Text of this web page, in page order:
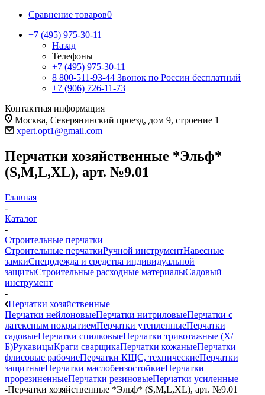
Сравнение товаров0
+7 (495) 975-30-11
Назад
Телефоны
+7 (495) 975-30-11
8 800-511-93-44 Звонок по России бесплатный
+7 (906) 726-11-73
Контактная информация
Москва, Северянинский проезд, дом 9, строение 1
xpert.opt1@gmail.com
Перчатки хозяйственные *Эльф*
(S,M,L,XL), арт. №9.01
Главная
-
Каталог
-
Строительные перчатки
Строительные перчаткиРучной инструментНавесные
замкиСпецодежда и средства индивидуальной
защитыСтроительные расходные материалыСадовый
инструмент
-
Перчатки хозяйственные
Перчатки нейлоновыеПерчатки нитриловыеПерчатки с
латексным покрытиемПерчатки утепленныеПерчатки
садовыеПерчатки спилковыеПерчатки трикотажные (Х/
Б)РукавицыКраги сварщикаПерчатки кожаныеПерчатки
флисовые рабочиеПерчатки КЩС, техническиеПерчатки
защитныеПерчатки маслобензостойкиеПерчатки
прорезиненныеПерчатки резиновыеПерчатки усиленные
-Перчатки хозяйственные *Эльф* (S,M,L,XL), арт. №9.01